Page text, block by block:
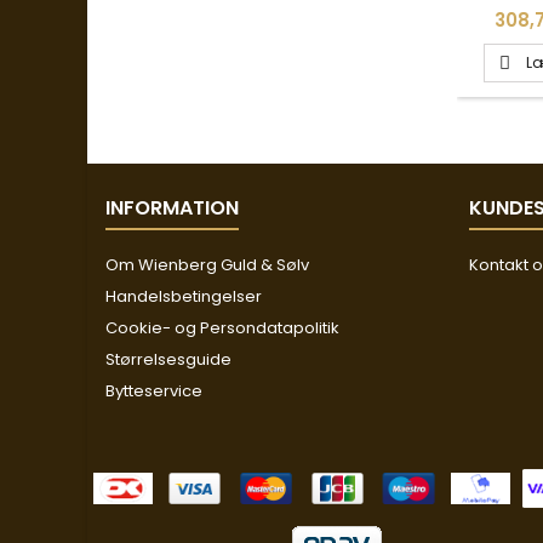
Pris

INFORMATION
Om Wienberg Guld & Sølv
Handelsbetingelser
Cookie- og Persondatapolitik
Størrelsesguide
Bytteservice
Kontakt